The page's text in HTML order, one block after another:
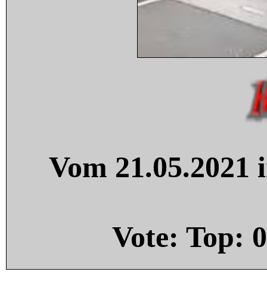
Vom
Vote: Top: 0